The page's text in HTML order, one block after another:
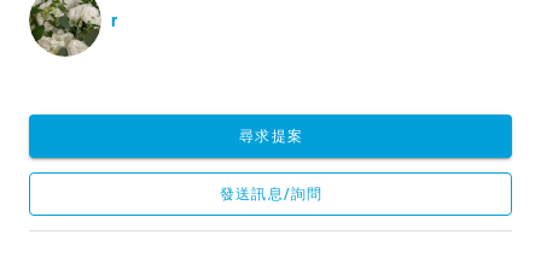
r
尋求提案
發送訊息/詢問